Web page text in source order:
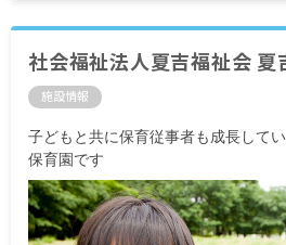
社会福祉法人夏吉福祉会 夏
施設情報
子どもと共に保育従事者も成長して
保育園です